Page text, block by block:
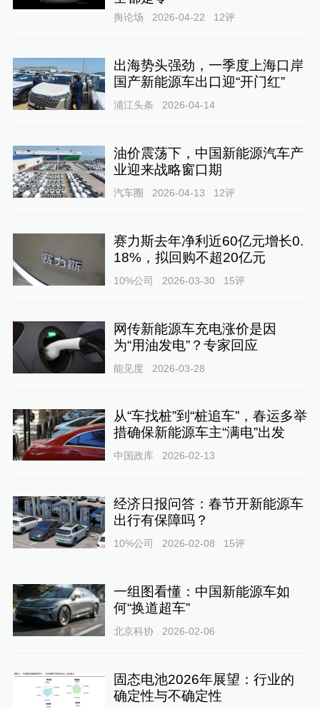
舆论场 2026-04-22 12评
出海势头强劲，一季度上海口岸
国产新能源车出口迎“开门红”
浦江头条 2026-04-14
油价震荡下，中国新能源汽车产
业迎来战略窗口期
汽车圈 2026-04-13 12评
赛力斯去年净利近60亿元增长0.
18%，拟回购不超20亿元
10%公司 2026-03-30 15评
网传新能源车充电涨价是因
为“用油发电”？专家回应
能见度 2026-03-28
从“车找桩”到“桩追车”，春运多举
措确保新能源车主“满电”出发
中国政库 2026-02-13
经济日报问答：春节开新能源车
出行有保障吗？
10%公司 2026-02-08 15评
一组图看懂：中国新能源车如
何“换道超车”
北京科协 2026-02-06
固态电池2026年展望：行业的
确定性与不确定性